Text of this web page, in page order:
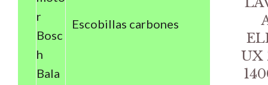
UX
Escobillas carbones